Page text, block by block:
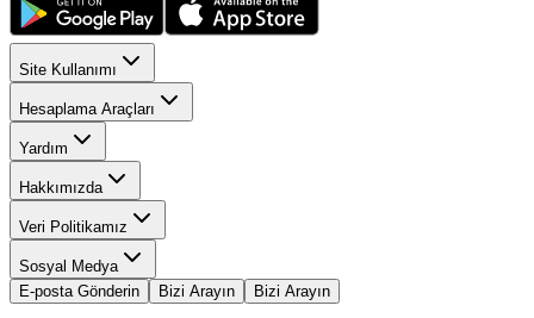
Site Kullanımı
Hesaplama Araçları
Yardım
Hakkımızda
Veri Politikamız
Sosyal Medya
E-posta Gönderin
Bizi Arayın Bizi Arayın